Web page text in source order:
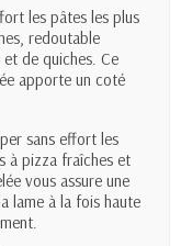
les pâtes les plus
redoutable
de quiches. Ce
apporte un coté
sans effort les
à pizza fraîches et
vous assure une
lame à la fois haute